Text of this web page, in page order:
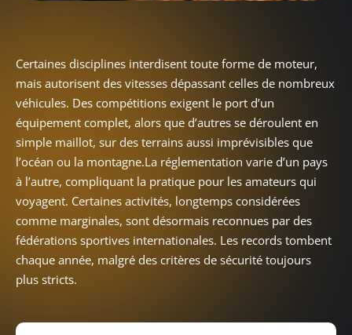
Certaines disciplines interdisent toute forme de moteur,
mais autorisent des vitesses dépassant celles de nombreux
véhicules. Des compétitions exigent le port d’un
équipement complet, alors que d’autres se déroulent en
simple maillot, sur des terrains aussi imprévisibles que
l’océan ou la montagne.La réglementation varie d’un pays
à l’autre, compliquant la pratique pour les amateurs qui
voyagent. Certaines activités, longtemps considérées
comme marginales, sont désormais reconnues par des
fédérations sportives internationales. Les records tombent
chaque année, malgré des critères de sécurité toujours
plus stricts.